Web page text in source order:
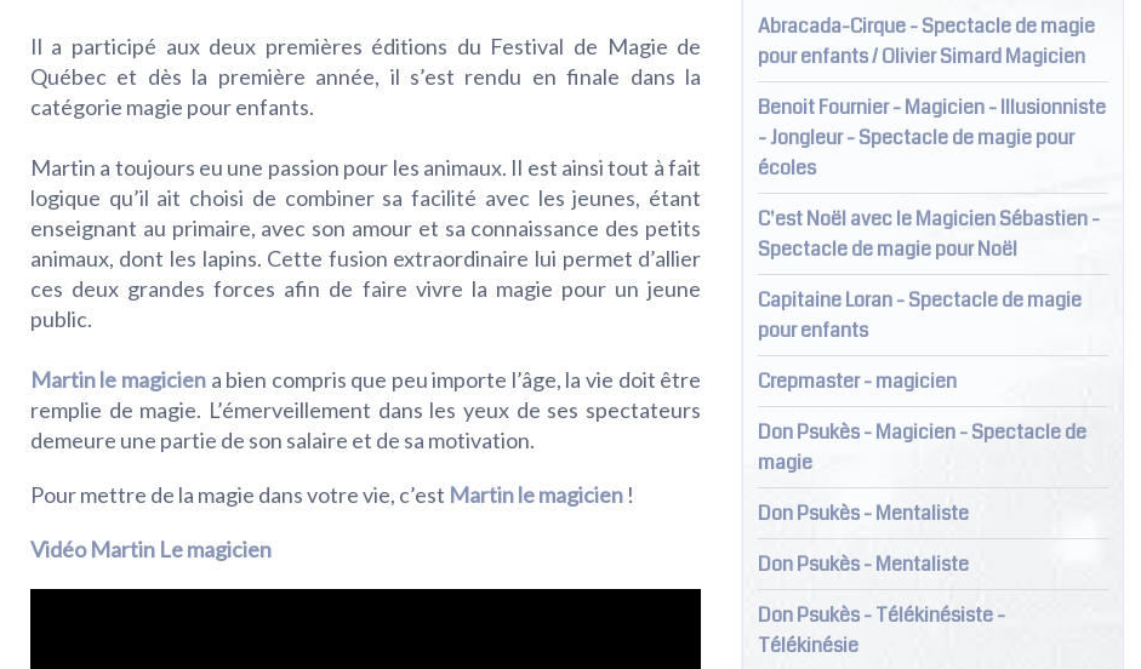
Il a participé aux deux premières éditions du Festival de Magie de
Québec et dès la première année, il s’est rendu en finale dans la
catégorie magie pour enfants.
Martin a toujours eu une passion pour les animaux. Il est ainsi tout à fait
logique qu’il ait choisi de combiner sa facilité avec les jeunes, étant
enseignant au primaire, avec son amour et sa connaissance des petits
animaux, dont les lapins. Cette fusion extraordinaire lui permet d’allier
ces deux grandes forces afin de faire vivre la magie pour un jeune
public.
Martin le magicien a bien compris que peu importe l’âge, la vie doit être
remplie de magie. L’émerveillement dans les yeux de ses spectateurs
demeure une partie de son salaire et de sa motivation.
Pour mettre de la magie dans votre vie, c’est Martin le magicien!
Vidéo Martin Le magicien
Abracada-Cirque - Spectacle de magie
pour enfants / Olivier Simard Magicien
Benoit Fournier - Magicien - Illusionniste
- Jongleur - Spectacle de magie pour
écoles
C'est Noël avec le Magicien Sébastien -
Spectacle de magie pour Noël
Capitaine Loran - Spectacle de magie
pour enfants
Crepmaster - magicien
Don Psukès - Magicien - Spectacle de
magie
Don Psukès - Mentaliste
Don Psukès - Mentaliste
Don Psukès - Télékinésiste -
Télékinésie